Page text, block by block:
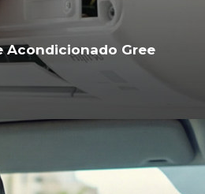
Acondicionado Gree